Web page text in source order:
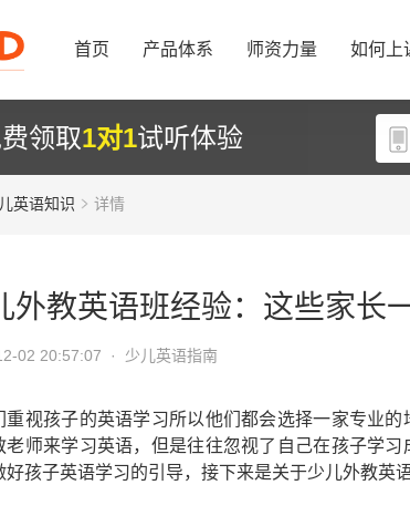
首页 产品体系 师资力量 如何上
领取1对1试听体验
英语知识 详情
外教英语班经验：这些家长
02 20:57:07 · 少儿英语指南
重视孩子的英语学习所以他们都会选择一家专业
老师来学习英语，但是往往忽视了自己在孩子学
好孩子英语学习的引导，接下来是关于少儿外教英